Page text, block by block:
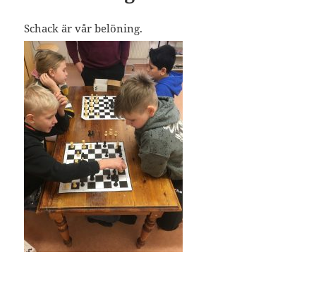
Schack är vår belöning.